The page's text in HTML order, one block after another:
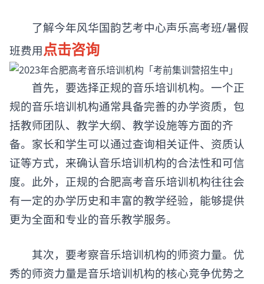
了解今年风华国韵艺考中心声乐高考班/暑假
班费用点击咨询
首先，要选择正规的音乐培训机构。一个正
规的音乐培训机构通常具备完善的办学资质，包
括教师团队、教学大纲、教学设施等方面的齐
备。家长和学生可以通过查询相关证件、资质认
证等方式，来确认音乐培训机构的合法性和可信
度。此外，正规的合肥高考音乐培训机构往往会
有一定的办学历史和丰富的教学经验，能够提供
更为全面和专业的音乐教学服务。
其次，要考察音乐培训机构的师资力量。优
秀的师资力量是音乐培训机构的核心竞争优势之